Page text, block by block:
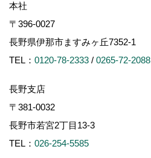
本社
〒396-0027
長野県伊那市ますみヶ丘7352-1
TEL： 0120-78-2333 / 0265-72-2088
長野支店
〒381-0032
長野市若宮2丁目13-3
TEL： 026-254-5585